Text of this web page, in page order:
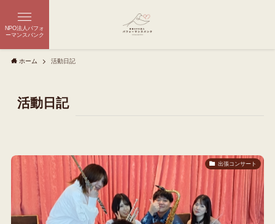
NPO法人パフォ
ーマンスバンク
ホーム 活動日記
活動日記
出張コンサート